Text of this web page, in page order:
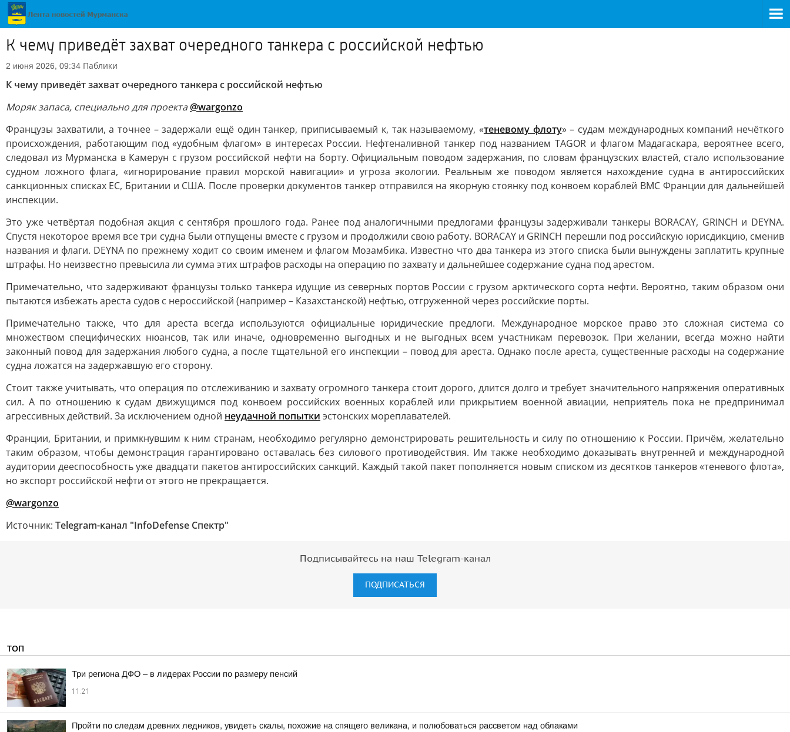
К чему приведёт захват очередного танкера с российской нефтью
2 июня 2026, 09:34 Паблики
К чему приведёт захват очередного танкера с российской нефтью
Моряк запаса, специально для проекта@wargonzo
Французы захватили, а точнее – задержали ещё один танкер, приписываемый к, так называемому, «теневому флоту» – судам международных компаний нечёткого
происхождения, работающим под «удобным флагом» в интересах России. Нефтеналивной танкер под названием TAGOR и флагом Мадагаскара, вероятнее всего,
следовал из Мурманска в Камерун с грузом российской нефти на борту. Официальным поводом задержания, по словам французских властей, стало использование
судном ложного флага, «игнорирование правил морской навигации» и угроза экологии. Реальным же поводом является нахождение судна в антироссийских
санкционных списках ЕС, Британии и США. После проверки документов танкер отправился на якорную стоянку под конвоем кораблей ВМС Франции для дальнейшей
инспекции.
Это уже четвёртая подобная акция с сентября прошлого года. Ранее под аналогичными предлогами французы задерживали танкеры BORACAY, GRINCH и DEYNA.
Спустя некоторое время все три судна были отпущены вместе с грузом и продолжили свою работу. BORACAY и GRINCH перешли под российскую юрисдикцию, сменив
названия и флаги. DEYNA по прежнему ходит со своим именем и флагом Мозамбика. Известно что два танкера из этого списка были вынуждены заплатить крупные
штрафы. Но неизвестно превысила ли сумма этих штрафов расходы на операцию по захвату и дальнейшее содержание судна под арестом.
Примечательно, что задерживают французы только танкера идущие из северных портов России с грузом арктического сорта нефти. Вероятно, таким образом они
пытаются избежать ареста судов с нероссийской (например – Казахстанской) нефтью, отгруженной через российские порты.
Примечательно также, что для ареста всегда используются официальные юридические предлоги. Международное морское право это сложная система со
множеством специфических нюансов, так или иначе, одновременно выгодных и не выгодных всем участникам перевозок. При желании, всегда можно найти
законный повод для задержания любого судна, а после тщательной его инспекции – повод для ареста. Однако после ареста, существенные расходы на содержание
судна ложатся на задержавшую его сторону.
Стоит также учитывать, что операция по отслеживанию и захвату огромного танкера стоит дорого, длится долго и требует значительного напряжения оперативных
сил. А по отношению к судам движущимся под конвоем российских военных кораблей или прикрытием военной авиации, неприятель пока не предпринимал
агрессивных действий. За исключением одной неудачной попытки эстонских мореплавателей.
Франции, Британии, и примкнувшим к ним странам, необходимо регулярно демонстрировать решительность и силу по отношению к России. Причём, желательно
таким образом, чтобы демонстрация гарантировано оставалась без силового противодействия. Им также необходимо доказывать внутренней и международной
аудитории дееспособность уже двадцати пакетов антироссийских санкций. Каждый такой пакет пополняется новым списком из десятков танкеров «теневого флота»,
но экспорт российской нефти от этого не прекращается.
@wargonzo
Источник: Telegram-канал "InfoDefense Спектр"
Подписывайтесь на наш Telegram-канал
ПОДПИСАТЬСЯ
ТОП
Три региона ДФО – в лидерах России по размеру пенсий
11:21
Пройти по следам древних ледников, увидеть скалы, похожие на спящего великана, и полюбоваться рассветом над облаками